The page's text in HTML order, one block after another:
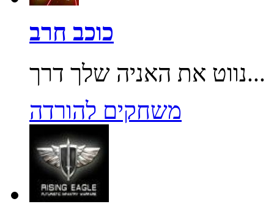
כוכב חרב
נווט את האניה שלך דרך...
משחקים להורדה